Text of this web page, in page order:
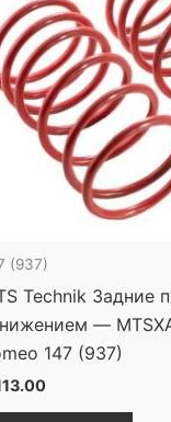
(937)
Technik Задние
—
147 (937)